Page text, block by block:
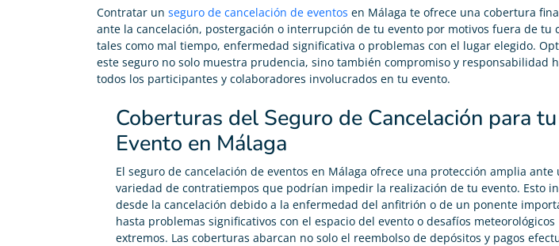
Contratar un seguro de cancelación de eventos en Málaga te ofrece una cobertura
ante la cancelación, postergación o interrupción de tu evento por motivos fuera de tu
tales como mal tiempo, enfermedad significativa o problemas con el lugar elegido.
este seguro no solo muestra prudencia, sino también compromiso y responsabilidad
todos los participantes y colaboradores involucrados en tu evento.
Coberturas del Seguro de Cancelación para tu
Evento en Málaga
El seguro de cancelación de eventos en Málaga ofrece una protección amplia ante
variedad de contratiempos que podrían impedir la realización de tu evento. Esto
desde la cancelación debido a la enfermedad del anfitrión o de un ponente
hasta problemas significativos con el espacio del evento o desafíos meteorológicos
extremos. Las coberturas abarcan no solo el reembolso de depósitos y pagos